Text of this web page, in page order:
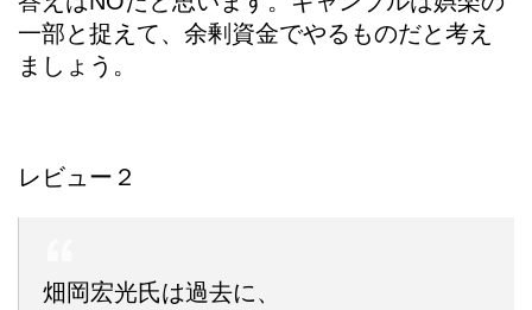
一部と捉えて、余剰資金でやるものだと考え
ましょう。
レビュー２
畑岡宏光氏は過去に、